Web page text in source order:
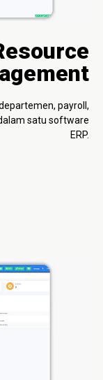
payroll,
satu software
ERP.